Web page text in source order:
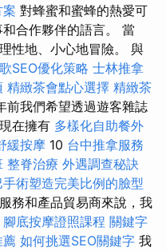
對蜂蜜和蜜蜂的熱愛可
合作夥伴的語言。 當
性地、小心地冒險。 與
SEO優化策略 士林推拿
精緻茶會點心選擇 精緻茶
前我們希望透過遊客雜誌
在擁有 多樣化自助餐外
緩按摩 10 台中推拿服務
整脊治療 外遇調查秘訣
術塑造完美比例的臉型
務和產品貿易商來說，我
腳底按摩證照課程 關鍵字
薦 如何挑選SEO關鍵字 我